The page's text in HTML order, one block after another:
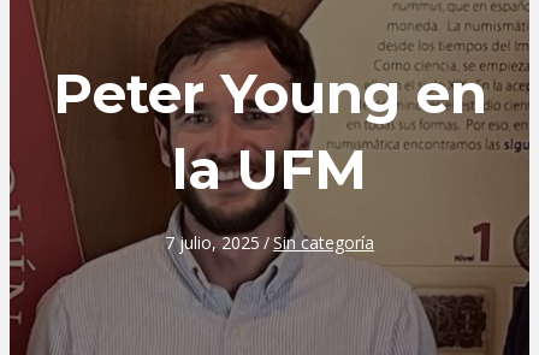
Peter Young en
la UFM
7 julio, 2025 /Sin categoría